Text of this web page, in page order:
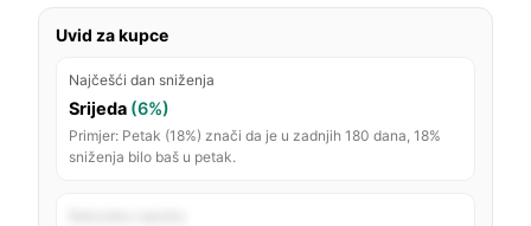
Uvid za kupce
Najčešći dan sniženja
Srijeda (6%)
Primjer: Petak (18%) znači da je u zadnjih 180 dana, 18%
sniženja bilo baš u petak.